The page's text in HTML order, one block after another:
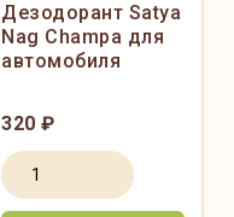
Дезодорант Satya
Nag Champa для
автомобиля
320 ₽